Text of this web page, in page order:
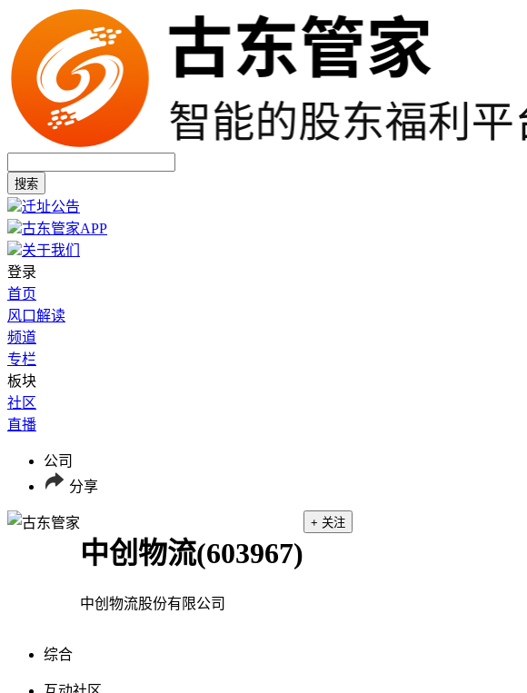
搜索
迁址公告
古东管家APP
关于我们
登录
首页
风口解读
频道
专栏
板块
社区
直播
公司
分享
中创物流(603967)
中创物流股份有限公司
+ 关注
综合